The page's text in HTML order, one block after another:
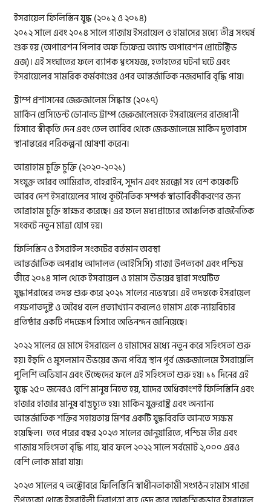
ইসরায়েল ফিলিস্তিন যুদ্ধ (২০১২ ও ২০১৪)
২০১২ সালে এবং ২০১৪ সালে গাজায় ইসরায়েল ও হামাসের মধ্যে তীব্র সংঘর্ষ
শুরু হয় (অপারেশন পিলার অফ ডিফেন্স অ্যান্ড অপারেশন প্রোটেক্টিভ
এজ)। এই সংঘাতের ফলে ব্যাপক ধ্বংসযজ্ঞ, হতাহতের ঘটনা ঘটে এবং
ইসরায়েলের সামরিক কর্মকাণ্ডের ওপর আন্তর্জাতিক নজরদারি বৃদ্ধি পায়।
ট্রাম্প প্রশাসনের জেরুজালেম সিদ্ধান্ত (২০১৭)
মার্কিন প্রেসিডেন্ট ডোনাল্ড ট্রাম্প জেরুজালেমকে ইসরায়েলের রাজধানী
হিসাবে স্বীকৃতি দেন এবং তেল আবিব থেকে জেরুজালেমে মার্কিন দূতাবাস
স্থানান্তরের পরিকল্পনা ঘোষণা করেন।
আব্রাহাম চুক্তি চুক্তি (২০২০-২০২১)
সংযুক্ত আরব আমিরাত, বাহরাইন, সুদান এবং মরক্কো সহ বেশ কয়েকটি
আরব দেশ ইসরায়েলের সাথে কূটনৈতিক সম্পর্ক স্বাভাবিকীকরণের জন্য
আব্রাহাম চুক্তি স্বাক্ষর করেছে। এর ফলে মধ্যপ্রাচ্যের আঞ্চলিক রাজনৈতিক
সংকটে নতুন মাত্রা যোগ হয়।
ফিলিস্তিন ও ইসরাইল সংকটের বর্তমান অবস্থা
আন্তর্জাতিক অপরাধ আদালত (আইসিসি) গাজা উপত্যকা এবং পশ্চিম
তীরে ২০১৪ সাল থেকে ইসরায়েল ও হামাস উভয়ের দ্বারা সংঘটিত
যুদ্ধাপরাধের তদন্ত শুরু করে ২০২১ সালের নভেম্বরে। এই তদন্তকে ইসরায়েল
পক্ষপাতদুষ্ট ও অবৈধ বলে প্রত্যাখ্যান করলেও হামাস একে ন্যায়বিচার
প্রতিষ্ঠার একটি পদক্ষেপ হিসাবে অভিনন্দন জানিয়েছে।
২০২২ সালের মে মাসে ইসরায়েল ও হামাসের মধ্যে নতুন করে সহিংসতা শুরু
হয়। ইহুদি ও মুসলমান উভয়ের জন্য পবিত্র স্থান পূর্ব জেরুজালেমে ইসরায়েলি
পুলিশি অভিযান এবং উচ্ছেদের ফলে এই সহিংসতা শুরু হয়। ১১ দিনের এই
যুদ্ধে ২৫০ জনেরও বেশি মানুষ নিহত হয়, যাদের অধিকাংশই ফিলিস্তিনি এবং
হাজার হাজার মানুষ বাস্তুচ্যুত হয়। মার্কিন যুক্তরাষ্ট্র এবং অন্যান্য
আন্তর্জাতিক শক্তির সহায়তায় মিশর একটি যুদ্ধবিরতি আনতে সক্ষম
হয়েছিল। তবে পরের বছর ২০২৩ সালের জানুয়ারিতে, পশ্চিম তীর এবং
গাজায় সহিংসতা বৃদ্ধি পায়, যার ফলে ২০২২ সালে সর্বমোট ২,০০০ এরও
বেশি লোক মারা যায়।
২০২৩ সালের ৭ অক্টোবরে ফিলিস্তিনি স্বাধীনতাকামী সংগঠন হামাস গাজা